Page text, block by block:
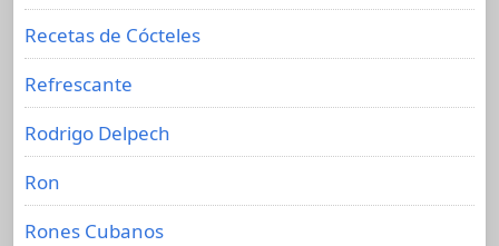
Recetas de Cócteles
Refrescante
Rodrigo Delpech
Ron
Rones Cubanos